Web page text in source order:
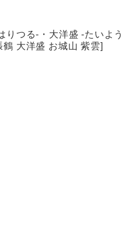
りつる- ・ 大洋盛 -たいよう
大洋盛 お城山 紫雲]